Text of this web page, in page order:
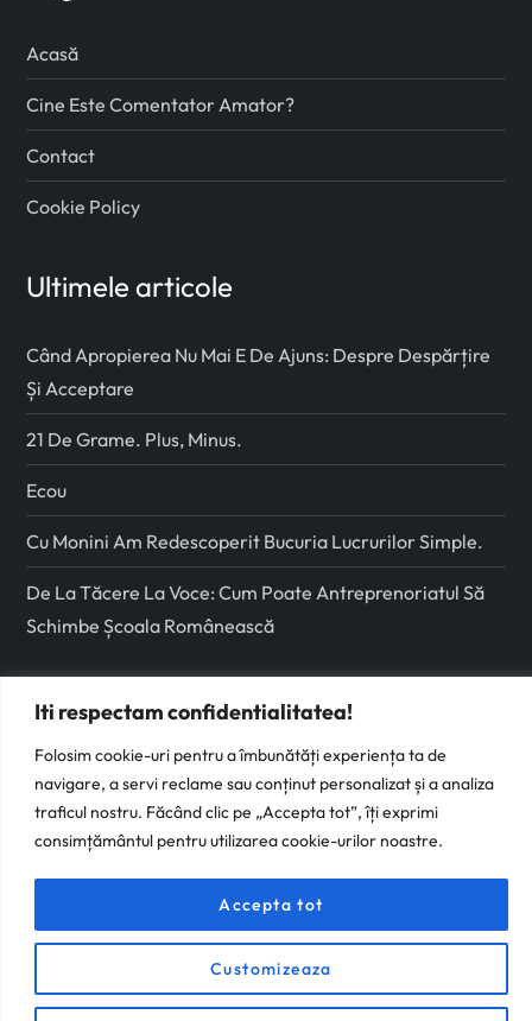
Iti respectam confidentialitatea!
Folosim cookie-uri pentru a îmbunătăți experiența ta de
navigare, a servi reclame sau conținut personalizat și a analiza
traficul nostru. Făcând clic pe „Accepta tot”, îți exprimi
consimțământul pentru utilizarea cookie-urilor noastre.
Customizeaza
Accepta tot
Acasă
Cine Este Comentator Amator?
Contact
Cookie Policy
Ultimele articole
Când Apropierea Nu Mai E De Ajuns: Despre Despărțire
Și Acceptare
21 De Grame. Plus, Minus.
Ecou
Cu Monini Am Redescoperit Bucuria Lucrurilor Simple.
De La Tăcere La Voce: Cum Poate Antreprenoriatul Să
Schimbe Școala Românească
Urmareste-ma pe
Facebook
Instagram